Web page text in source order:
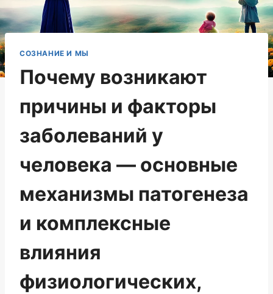
СОЗНАНИЕ И МЫ
Почему возникают
причины и факторы
заболеваний у
человека — основные
механизмы патогенеза
и комплексные
влияния
физиологических,